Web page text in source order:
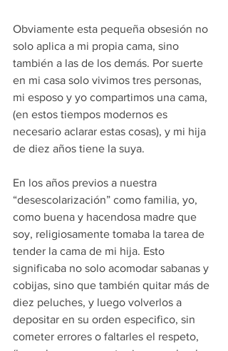
Obviamente esta pequeña obsesión no
solo aplica a mi propia cama, sino
también a las de los demás. Por suerte
en mi casa solo vivimos tres personas,
mi esposo y yo compartimos una cama,
(en estos tiempos modernos es
necesario aclarar estas cosas), y mi hija
de diez años tiene la suya.
En los años previos a nuestra
“desescolarización” como familia, yo,
como buena y hacendosa madre que
soy, religiosamente tomaba la tarea de
tender la cama de mi hija. Esto
significaba no solo acomodar sabanas y
cobijas, sino que también quitar más de
diez peluches, y luego volverlos a
depositar en su orden especifico, sin
cometer errores o faltarles el respeto,